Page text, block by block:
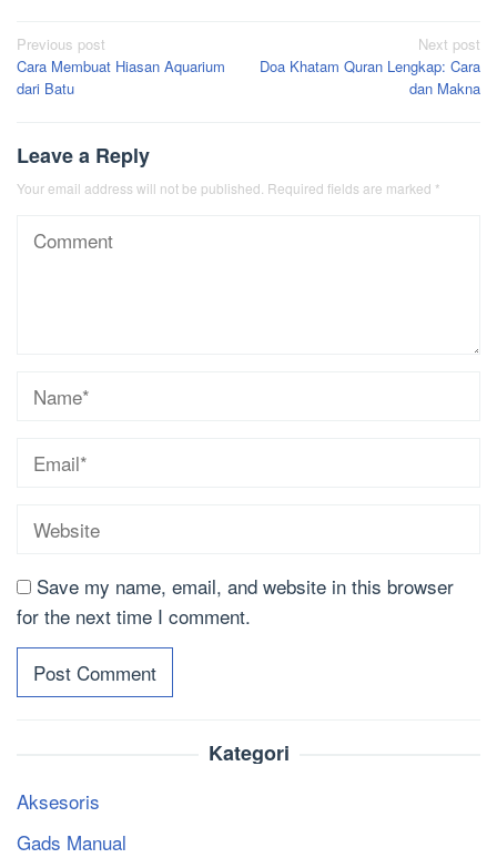
Post
navigation
Previous post
Cara Membuat Hiasan Aquarium
dari Batu
Next post
Doa Khatam Quran Lengkap: Cara
dan Makna
Leave a Reply
Your email address will not be published. Required fields are marked *
Save my name, email, and website in this browser
for the next time I comment.
Kategori
Aksesoris
Gads Manual